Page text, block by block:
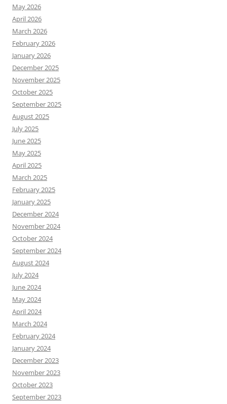
May 2026
April 2026
March 2026
February 2026
January 2026
December 2025
November 2025
October 2025
September 2025
August 2025
July 2025
June 2025
May 2025
April 2025
March 2025
February 2025
January 2025
December 2024
November 2024
October 2024
September 2024
August 2024
July 2024
June 2024
May 2024
April 2024
March 2024
February 2024
January 2024
December 2023
November 2023
October 2023
September 2023